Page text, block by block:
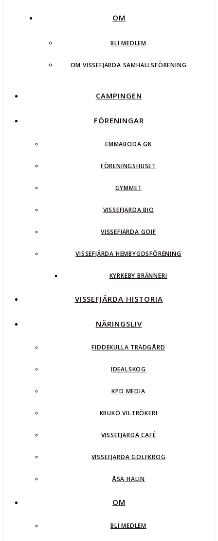
OM
BLI MEDLEM
OM VISSEFJÄRDA SAMHÄLLSFÖRENING
CAMPINGEN
FÖRENINGAR
EMMABODA GK
FÖRENINGSHUSET
GYMMET
VISSEFJÄRDA BIO
VISSEFJÄRDA GOIF
VISSEFJÄRDA HEMBYGDSFÖRENING
KYRKEBY BRÄNNERI
VISSEFJÄRDA HISTORIA
NÄRINGSLIV
FIDDEKULLA TRÄDGÅRD
IDEALSKOG
KPD MEDIA
KRUKÖ VILTRÖKERI
VISSEFJÄRDA CAFÉ
VISSEFJÄRDA GOLFKROG
ÅSA HALIN
OM
BLI MEDLEM